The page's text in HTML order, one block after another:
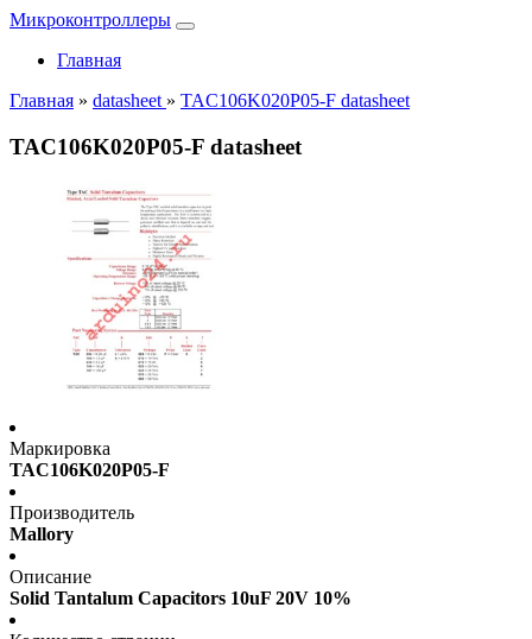
Микроконтроллеры
Главная
Главная » datasheet » TAC106K020P05-F datasheet
TAC106K020P05-F datasheet
Маркировка
TAC106K020P05-F
Производитель
Mallory
Описание
Solid Tantalum Capacitors 10uF 20V 10%